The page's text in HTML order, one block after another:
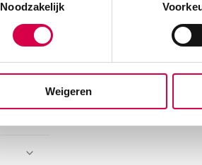
Noodzakelijk
Weigeren